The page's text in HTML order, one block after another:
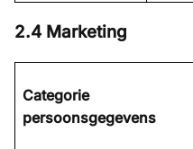
2.4 Marketing
Categorie
persoonsgegevens